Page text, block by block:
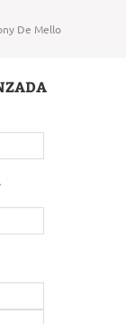
De Mello